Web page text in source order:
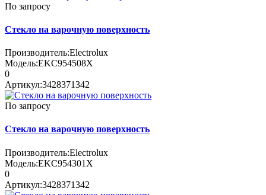
По запросу
Стекло на варочную поверхность
Производитель:Electrolux
Модель:EKC954508X
0
Артикул:3428371342
По запросу
Стекло на варочную поверхность
Производитель:Electrolux
Модель:EKC954301X
0
Артикул:3428371342